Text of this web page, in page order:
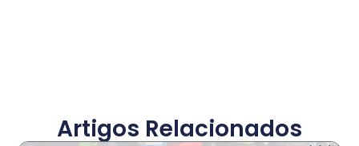
Artigos Relacionados